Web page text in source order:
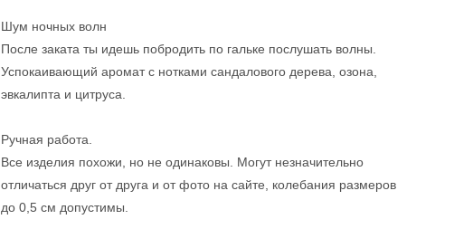
Шум ночных волн
После заката ты идешь побродить по гальке послушать волны.
Успокаивающий аромат с нотками сандалового дерева, озона,
эвкалипта и цитруса.
Ручная работа.
Все изделия похожи, но не одинаковы. Могут незначительно
отличаться друг от друга и от фото на сайте, колебания размеров
до 0,5 см допустимы.